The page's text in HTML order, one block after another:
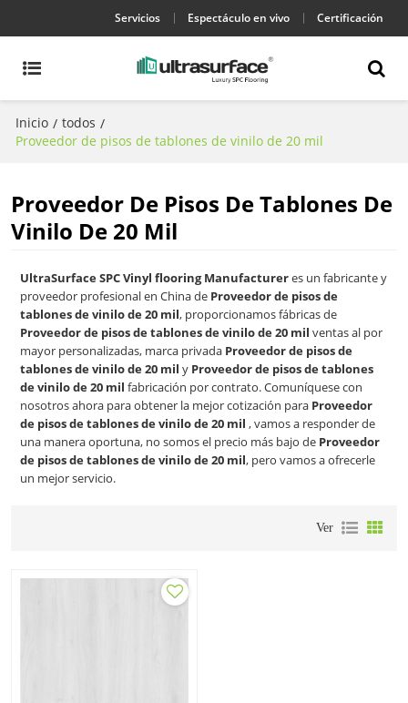
Servicios Espectáculo en vivo Certificación
Inicio / todos /
Proveedor de pisos de tablones de vinilo de 20 mil
Proveedor De Pisos De Tablones De
Vinilo De 20 Mil
UltraSurface SPC Vinyl flooring Manufactureres un fabricante y
proveedor profesional en China de Proveedor de pisos de
tablones de vinilo de 20 mil, proporcionamos fábricas de
Proveedor de pisos de tablones de vinilo de 20 mil ventas al por
mayor personalizadas, marca privada Proveedor de pisos de
tablones de vinilo de 20 mil y Proveedor de pisos de tablones
de vinilo de 20 mil fabricación por contrato. Comuníquese con
nosotros ahora para obtener la mejor cotización para Proveedor
de pisos de tablones de vinilo de 20 mil , vamos a responder de
una manera oportuna, no somos el precio más bajo de Proveedor
de pisos de tablones de vinilo de 20 mil, pero vamos a ofrecerle
un mejor servicio.
Ver